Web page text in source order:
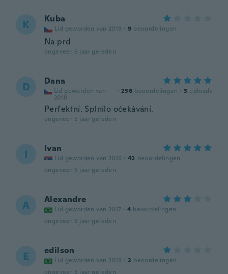
K Kuba
Lid geworden van 2019 · 9 beoordelingen
Na prd
ongeveer 5 jaar geleden
D Dana
Lid geworden van
2018
· 256 beoordelingen · 3 uploads
Perfektní. Splnilo očekávání.
ongeveer 5 jaar geleden
I Ivan
Lid geworden van 2016 · 42 beoordelingen
ongeveer 5 jaar geleden
A Alexandre
Lid geworden van 2017 · 4 beoordelingen
ongeveer 5 jaar geleden
E edilson
Lid geworden van 2018 · 2 beoordelingen
ongeveer 5 jaar geleden